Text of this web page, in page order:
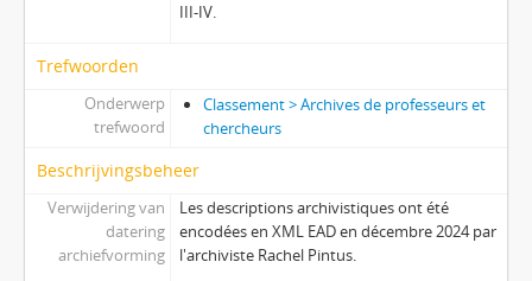
III-IV.
Trefwoorden
Onderwerp
trefwoord
Classement > Archives de professeurs et
chercheurs
Beschrijvingsbeheer
Verwijdering van
datering
archiefvorming
Les descriptions archivistiques ont été
encodées en XML EAD en décembre 2024 par
l'archiviste Rachel Pintus.